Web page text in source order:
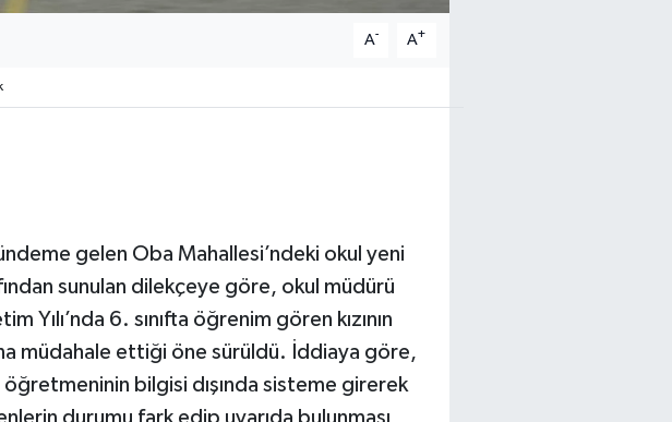
A- A+
gelen Oba Mahallesi’ndeki okul yeni
sunulan dilekçeye göre, okul müdürü
Yılı’nda 6. sınıfta öğrenim gören kızının
müdahale ettiği öne sürüldü. İddiaya göre,
bilgisi dışında sisteme girerek